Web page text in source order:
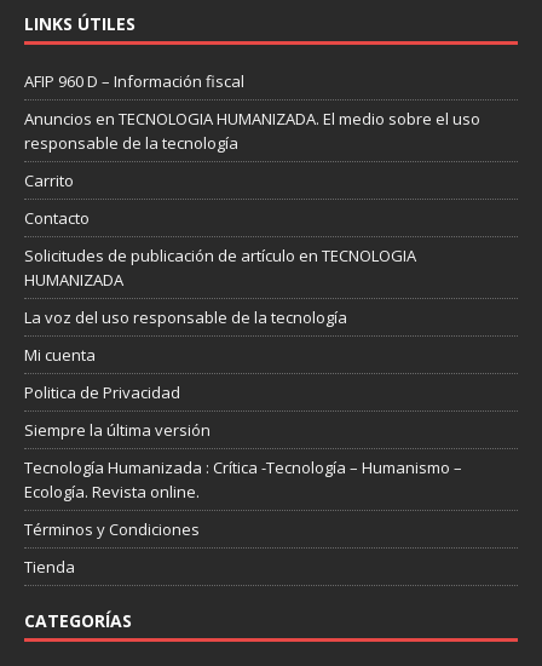
LINKS ÚTILES
AFIP 960 D – Información fiscal
Anuncios en TECNOLOGIA HUMANIZADA. El medio sobre el uso
responsable de la tecnología
Carrito
Contacto
Solicitudes de publicación de artículo en TECNOLOGIA
HUMANIZADA
La voz del uso responsable de la tecnología
Mi cuenta
Politica de Privacidad
Siempre la última versión
Tecnología Humanizada : Crítica -Tecnología – Humanismo –
Ecología. Revista online.
Términos y Condiciones
Tienda
CATEGORÍAS